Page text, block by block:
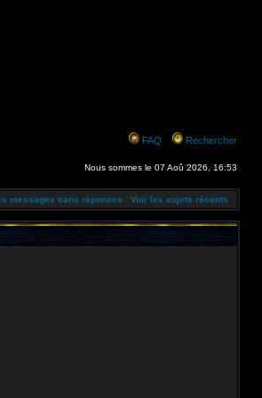
FAQ Rechercher
Nous sommes le 07 Aoû 2026, 16:53
messages sans réponses Voir les sujets récents